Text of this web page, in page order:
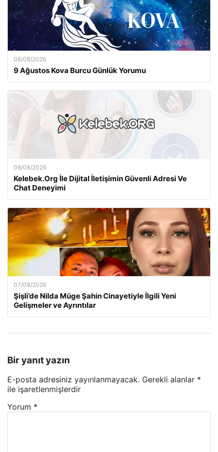
08/08/2026
9 Ağustos Kova Burcu Günlük Yorumu
08/08/2026
Kelebek.Org İle Dijital İletişimin Güvenli Adresi Ve
Chat Deneyimi
07/08/2026
Şişli’de Nilda Müge Şahin Cinayetiyle İlgili Yeni
Gelişmeler ve Ayrıntılar
Bir yanıt yazın
E-posta adresiniz yayınlanmayacak. Gerekli alanlar *
ile işaretlenmişlerdir
Yorum *